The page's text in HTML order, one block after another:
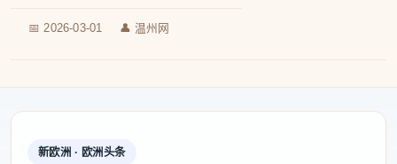
📅 2026-03-01 👤 温州网
新欧洲 · 欧洲头条